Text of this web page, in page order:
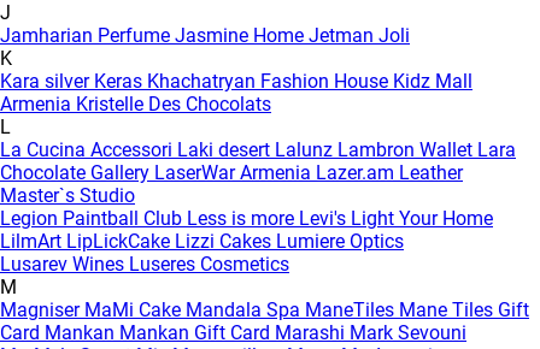
J
Jamharian Perfume Jasmine Home Jetman Joli
K
Kara silver Keras Khachatryan Fashion House Kidz Mall
Armenia Kristelle Des Chocolats
L
La Cucina Accessori Laki desert Lalunz Lambron Wallet Lara
Chocolate Gallery LaserWar Armenia Lazer.am Leather
Master`s Studio
Legion Paintball Club Less is more Levi's Light Your Home
LilmArt LipLickCake Lizzi Cakes Lumiere Optics
Lusarev Wines Luseres Cosmetics
M
Magniser MaMi Cake Mandala Spa ManeTiles Mane Tiles Gift
Card Mankan Mankan Gift Card Marashi Mark Sevouni